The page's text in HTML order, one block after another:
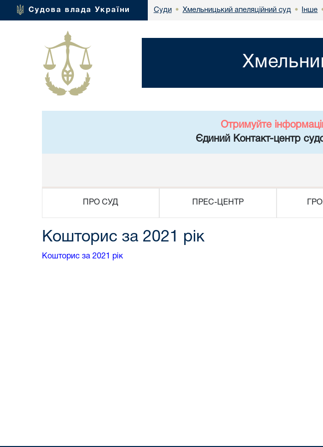
Судова влада України Суди • Хмельницький апеляційний суд • Інше
Отримуйте
Єдиний Контакт-центр
ПРО СУД ПРЕС-ЦЕНТР
Кошторис за 2021 рік
Кошторис за 2021 рік